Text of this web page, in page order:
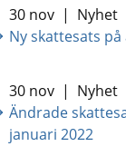
30 nov | Nyhet
Ny skattesats på
30 nov | Nyhet
Ändrade
januari 2022